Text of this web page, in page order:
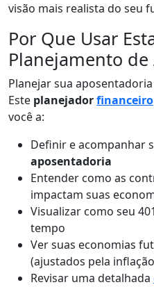
visão mais realista do seu
Por Que Usar
Planejamento
Planejar sua
Este planejadorfinanceiro
você a:
Definir e acompanhar
aposentadoria
Entender como as
impactam suas
Visualizar como seu
tempo
Ver suas economias
(ajustados pela
Revisar uma detalhada